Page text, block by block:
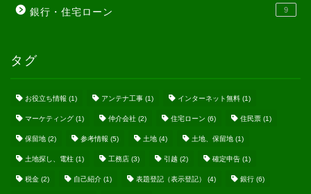
銀行・住宅ローン 9
タグ
お役立ち情報 (1) アンテナ工事 (1) インターネット無料 (1)
マーケティング (1) 仲介会社 (2) 住宅ローン (6) 住民票 (1)
保留地 (2) 参考情報 (5) 土地 (4) 土地、保留地 (1)
土地探し、電柱 (1) 工務店 (3) 引越 (2) 確定申告 (1)
税金 (2) 自己紹介 (1) 表題登記（表示登記） (4) 銀行 (6)